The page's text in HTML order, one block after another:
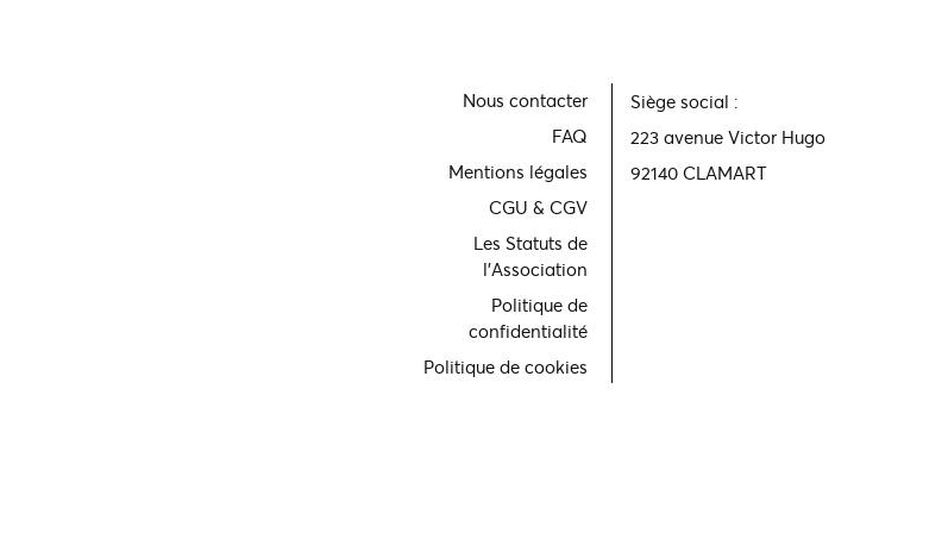
Nous contacter
FAQ
Mentions légales
CGU & CGV
Les Statuts de
l'Association
Politique de
confidentialité
Politique de cookies
Siège social :
223 avenue Victor Hugo
92140 CLAMART